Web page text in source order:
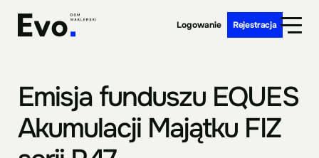
Logowanie Rejestracja
Emisja funduszu EQUES
Akumulacji Majątku FIZ